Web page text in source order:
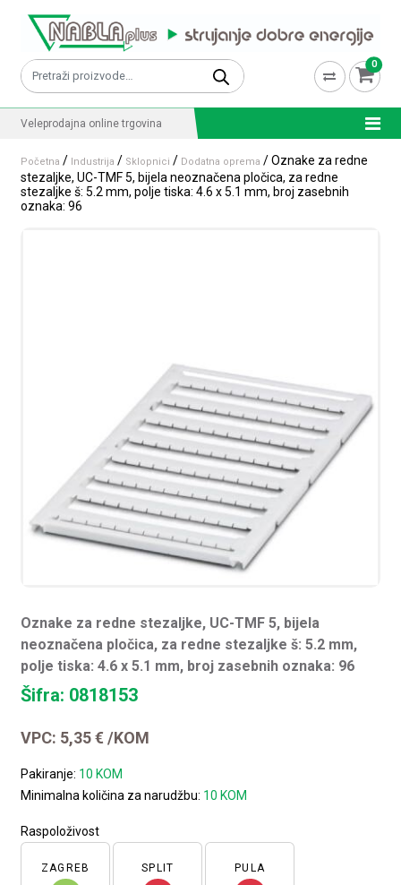
Pretraži: 0
Veleprodajna online trgovina
Početna / Industrija / Sklopnici / Dodatna oprema / Oznake za redne
stezaljke, UC-TMF 5, bijela neoznačena pločica, za redne
stezaljke š: 5.2 mm, polje tiska: 4.6 x 5.1 mm, broj zasebnih
oznaka: 96
Oznake za redne stezaljke, UC-TMF 5, bijela
neoznačena pločica, za redne stezaljke š: 5.2 mm,
polje tiska: 4.6 x 5.1 mm, broj zasebnih oznaka: 96
Šifra: 0818153
VPC: 5,35€ /KOM
Pakiranje: 10 KOM
Minimalna količina za narudžbu: 10 KOM
Raspoloživost
ZAGREB SPLIT PULA